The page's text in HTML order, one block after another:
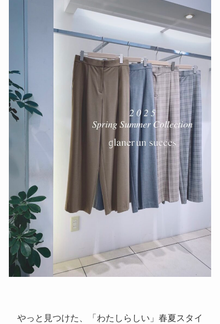
やっと見つけた、「わたしらしい」春夏スタイ